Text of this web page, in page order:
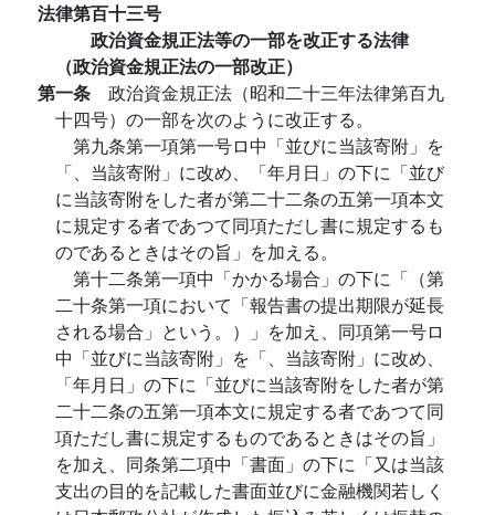
法律第百十三号
政治資金規正法等の一部を改正する法律
（政治資金規正法の一部改正）
第一条 政治資金規正法（昭和二十三年法律第百九
十四号）の一部を次のように改正する。
第九条第一項第一号ロ中「並びに当該寄附」を
「、当該寄附」に改め、「年月日」の下に「並び
に当該寄附をした者が第二十二条の五第一項本文
に規定する者であつて同項ただし書に規定するも
のであるときはその旨」を加える。
第十二条第一項中「かかる場合」の下に「（第
二十条第一項において「報告書の提出期限が延長
される場合」という。）」を加え、同項第一号ロ
中「並びに当該寄附」を「、当該寄附」に改め、
「年月日」の下に「並びに当該寄附をした者が第
二十二条の五第一項本文に規定する者であつて同
項ただし書に規定するものであるときはその旨」
を加え、同条第二項中「書面」の下に「又は当該
支出の目的を記載した書面並びに金融機関若しく